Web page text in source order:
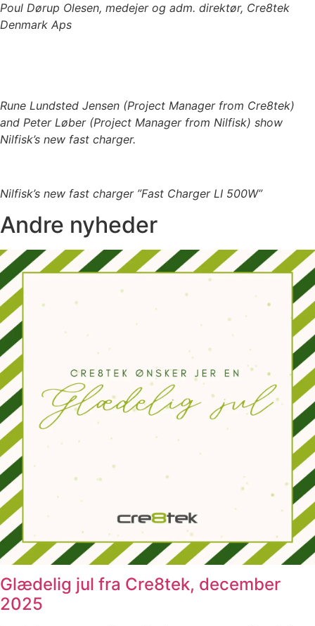
Poul Dørup Olesen, medejer og adm. direktør, Cre8tek
Denmark Aps
Rune Lundsted Jensen (Project Manager from Cre8tek)
and Peter Løber (Project Manager from Nilfisk) show
Nilfisk’s new fast charger.
Nilfisk’s new fast charger ”Fast Charger LI 500W”
Andre nyheder
Glædelig jul fra Cre8tek, december
2025